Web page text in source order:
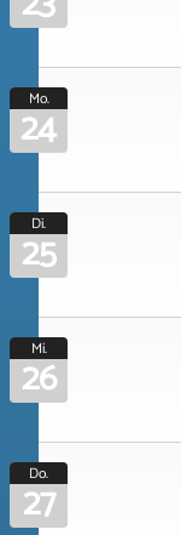
Mo.
24
Di.
25
Mi.
26
Do.
27